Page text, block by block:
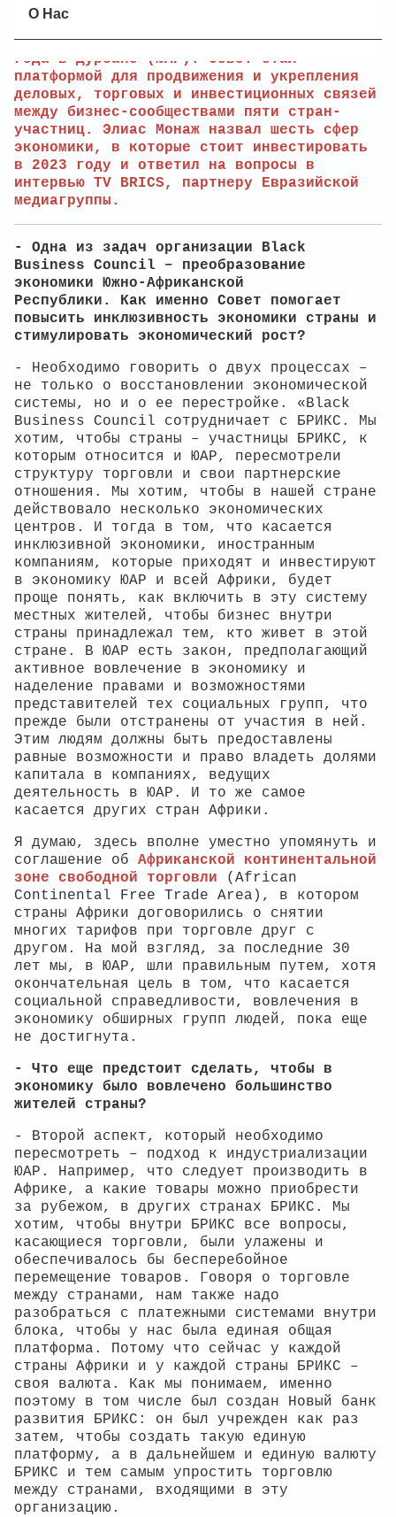
О Нас
BRICS Business Council), который был
создан в ходе пятого саммита стран
«пятерки», состоявшегося 26–27 марта 2013
года в Дурбане (ЮАР). Совет стал
платформой для продвижения и укрепления
деловых, торговых и инвестиционных связей
между бизнес-сообществами пяти стран-
участниц.
Элиас Монаж назвал шесть сфер
экономики, в которые стоит инвестировать
в 2023 году и ответил на вопросы в
интервью TV BRICS, партнеру Евразийской
медиагруппы.
- Одна из задач организации Black
Business Council – преобразование
экономики Южно-Африканской
Республики. Как именно Совет помогает
повысить инклюзивность экономики страны и
стимулировать экономический рост?
- Необходимо говорить о двух процессах –
не только о восстановлении экономической
системы, но и о ее перестройке. «Black
Business Council сотрудничает с БРИКС. Мы
хотим, чтобы страны – участницы БРИКС, к
которым относится и ЮАР, пересмотрели
структуру торговли и свои партнерские
отношения. Мы хотим, чтобы в нашей стране
действовало несколько экономических
центров. И тогда в том, что касается
инклюзивной экономики, иностранным
компаниям, которые приходят и инвестируют
в экономику ЮАР и всей Африки, будет
проще понять, как включить в эту систему
местных жителей, чтобы бизнес внутри
страны принадлежал тем, кто живет в этой
стране. В ЮАР есть закон, предполагающий
активное вовлечение в экономику и
наделение правами и возможностями
представителей тех социальных групп, что
прежде были отстранены от участия в ней.
Этим людям должны быть предоставлены
равные возможности и право владеть долями
капитала в компаниях, ведущих
деятельность в ЮАР. И то же самое
касается других стран Африки.
Я думаю, здесь вполне уместно упомянуть и
соглашение об Африканской континентальной
зоне свободной торговли (African
Continental Free Trade Area), в котором
страны Африки договорились о снятии
многих тарифов при торговле друг с
другом. На мой взгляд, за последние 30
лет мы, в ЮАР, шли правильным путем, хотя
окончательная цель в том, что касается
социальной справедливости, вовлечения в
экономику обширных групп людей, пока еще
не достигнута.
- Что еще предстоит сделать, чтобы в
экономику было вовлечено большинство
жителей страны?
- Второй аспект, который необходимо
пересмотреть – подход к индустриализации
ЮАР. Например, что следует производить в
Африке, а какие товары можно приобрести
за рубежом, в других странах БРИКС. Мы
хотим, чтобы внутри БРИКС все вопросы,
касающиеся торговли, были улажены и
обеспечивалось бы бесперебойное
перемещение товаров. Говоря о торговле
между странами, нам также надо
разобраться с платежными системами внутри
блока, чтобы у нас была единая общая
платформа. Потому что сейчас у каждой
страны Африки и у каждой страны БРИКС –
своя валюта. Как мы понимаем, именно
поэтому в том числе был создан Новый банк
развития БРИКС: он был учрежден как раз
затем, чтобы создать такую единую
платформу, а в дальнейшем и единую валюту
БРИКС и тем самым упростить торговлю
между странами, входящими в эту
организацию.